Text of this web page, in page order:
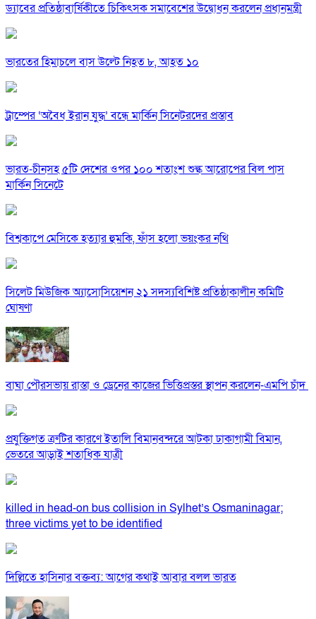
ড্যাবের প্রতিষ্ঠাবার্ষিকীতে চিকিৎসক সমাবেশের উদ্বোধন করলেন প্রধানমন্ত্রী
ভারতের হিমাচলে বাস উল্টে নিহত ৮, আহত ১০
ট্রাম্পের ‘অবৈধ ইরান যুদ্ধ’ বন্ধে মার্কিন সিনেটরদের প্রস্তাব
ভারত-চীনসহ ৫টি দেশের ওপর ১০০ শতাংশ শুল্ক আরোপের বিল পাস
মার্কিন সিনেটে
বিশ্বকাপে মেসিকে হত্যার হুমকি, ফাঁস হলো ভয়ংকর নথি
সিলেট মিউজিক অ্যাসোসিয়েশন ২১ সদস্যবিশিষ্ট প্রতিষ্ঠাকালীন কমিটি
ঘোষণা
বাঘা পৌরসভায় রাস্তা ও ড্রেনের কাজের ভিত্তিপ্রস্তর স্থাপন করলেন-এমপি চাঁদ
প্রযুক্তিগত ত্রুটির কারণে ইতালি বিমানবন্দরে আটকা ঢাকাগামী বিমান,
ভেতরে আড়াই শতাধিক যাত্রী
killed in head-on bus collision in Sylhet’s Osmaninagar;
three victims yet to be identified
দিল্লিতে হাসিনার বক্তব্য: আগের কথাই আবার বলল ভারত